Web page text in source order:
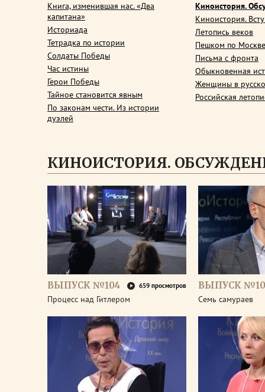
Книга, изменившая нас. «Два
капитана»
Историада
Тетрадка по истории
Солдаты Победы
Час истины
Герои Победы
Тайное становится явным
По законам чести. Из истории
дуэлей
Киноистория.
Киноистория.
Летопись веков
Пешком по Москве
Письма с фронта
Обыкновенная
Женщины в
Российская
КИНОИСТОРИЯ.
ВЫПУСК №104 659 просмотров
Процесс над Гитлером
ВЫПУСК
Семь самураев